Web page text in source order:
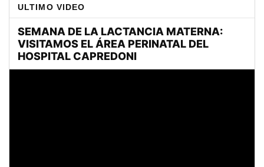
ULTIMO VIDEO